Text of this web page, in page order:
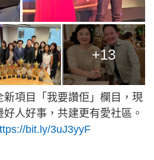
+13
新項目「我要讚佢」欄目，現
人好事，共建更有愛社區。
bit.ly/3uJ3yyF